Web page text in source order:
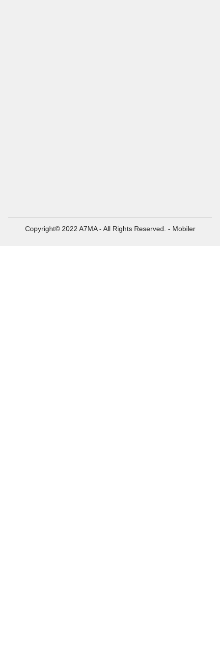
Copyright© 2022 A7MA - All Rights Reserved. - Mobiler